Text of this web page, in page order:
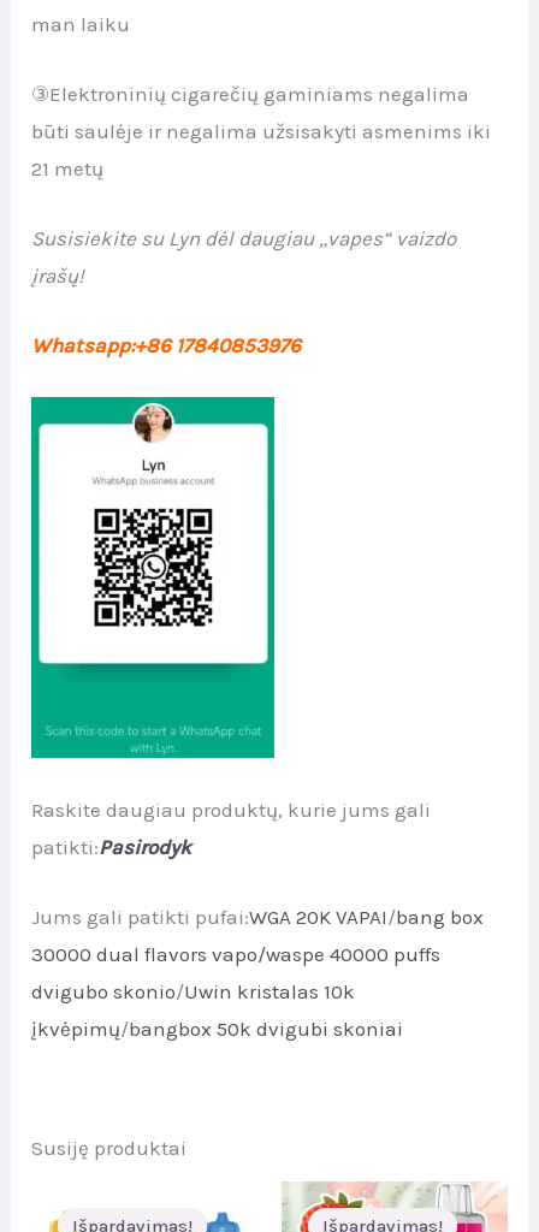
man laiku
③Elektroninių cigarečių gaminiams negalima
būti saulėje ir negalima užsisakyti asmenims iki
21 metų
Susisiekite su Lyn dėl daugiau „vapes“ vaizdo
įrašų!
Whatsapp:+86 17840853976
Raskite daugiau produktų, kurie jums gali
patikti:Pasirodyk
Jums gali patikti pufai:WGA 20K VAPAI/bang box
30000 dual flavors vapo/waspe 40000 puffs
dvigubo skonio/Uwin kristalas 10k
įkvėpimų/bangbox 50k dvigubi skoniai
Susiję produktai
Išpardavimas!
Išpardavimas! Išpardavimas!
Išpardavimas!